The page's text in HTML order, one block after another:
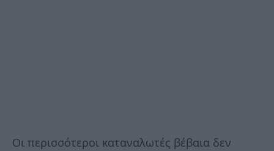
Οι περισσότεροι καταναλωτές βέβαια δεν